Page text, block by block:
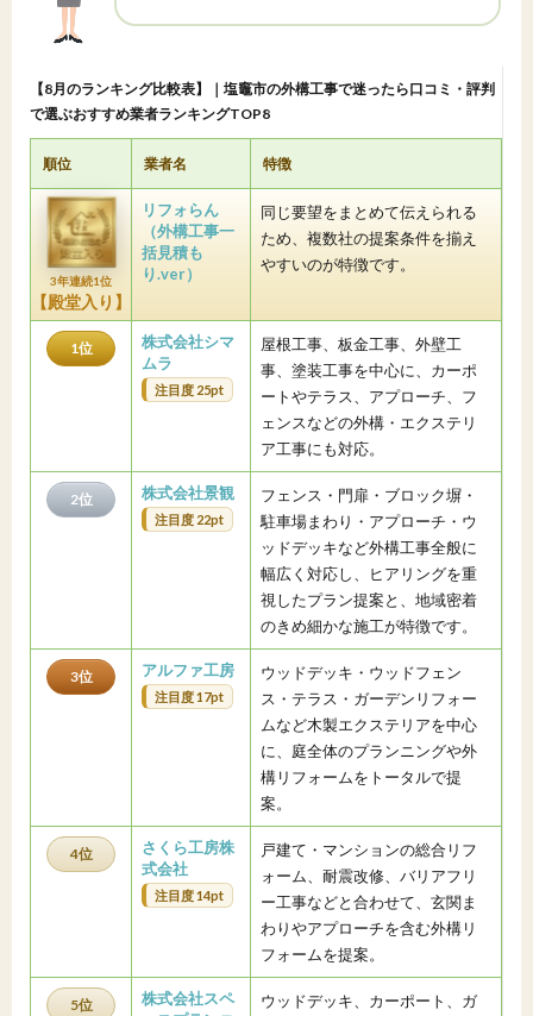
【8月のランキング比較表】｜塩竈市の外構工事で迷ったら口コミ・評判
で選ぶおすすめ業者ランキングTOP8
順位 業者名 特徴
3年連続1位
【殿堂入り】
リフォらん
（外構工事一
括見積も
り.ver）
同じ要望をまとめて伝えられる
ため、複数社の提案条件を揃え
やすいのが特徴です。
1位
株式会社シマ
ムラ
注目度 25pt
屋根工事、板金工事、外壁工
事、塗装工事を中心に、カーポ
ートやテラス、アプローチ、フ
ェンスなどの外構・エクステリ
ア工事にも対応。
2位 株式会社景観
注目度 22pt
フェンス・門扉・ブロック塀・
駐車場まわり・アプローチ・ウ
ッドデッキなど外構工事全般に
幅広く対応し、ヒアリングを重
視したプラン提案と、地域密着
のきめ細かな施工が特徴です。
3位 アルファ工房
注目度 17pt
ウッドデッキ・ウッドフェン
ス・テラス・ガーデンリフォー
ムなど木製エクステリアを中心
に、庭全体のプランニングや外
構リフォームをトータルで提
案。
4位
さくら工房株
式会社
注目度 14pt
戸建て・マンションの総合リフ
ォーム、耐震改修、バリアフリ
ー工事などと合わせて、玄関ま
わりやアプローチを含む外構リ
フォームを提案。
5位
株式会社スペ
ウッドデッキ、カーポート、ガ